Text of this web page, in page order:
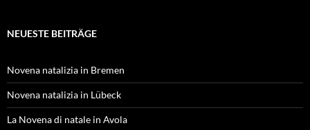
NEUESTE BEITRÄGE
Novena natalizia in Bremen
Novena natalizia in Lübeck
La Novena di natale in Avola